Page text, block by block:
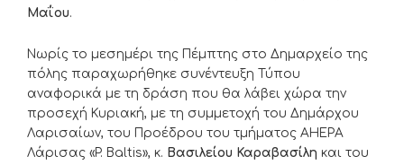
Μαΐου.
Νωρίς το μεσημέρι της Πέμπτης στο Δημαρχείο της
πόλης παραχωρήθηκε συνέντευξη Τύπου
αναφορικά με τη δράση που θα λάβει χώρα την
προσεχή Κυριακή, με τη συμμετοχή του Δημάρχου
Λαρισαίων, του Προέδρου του τμήματος AHEPA
Λάρισας «P. Baltis», κ. Βασιλείου Καραβασίλη και του